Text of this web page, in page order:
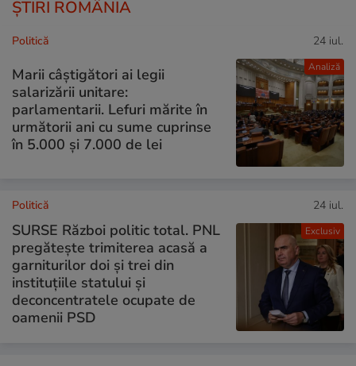
ȘTIRI ROMÂNIA
Analiză
Politică 24 iul.
Marii câștigători ai legii
salarizării unitare:
parlamentarii. Lefuri mărite în
următorii ani cu sume cuprinse
în 5.000 și 7.000 de lei
Exclusiv
Politică 24 iul.
SURSE Război politic total. PNL
pregătește trimiterea acasă a
garniturilor doi și trei din
instituțiile statului și
deconcentratele ocupate de
oamenii PSD